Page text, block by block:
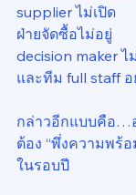
supplier ไม่เปิด
ฝ่ายจัดซื้อไม่อยู่
decision maker ไ
และทีม full staff
กล่าวอีกแบบคือ…
ต้อง “พึ่งความพร้
ในรอบปี